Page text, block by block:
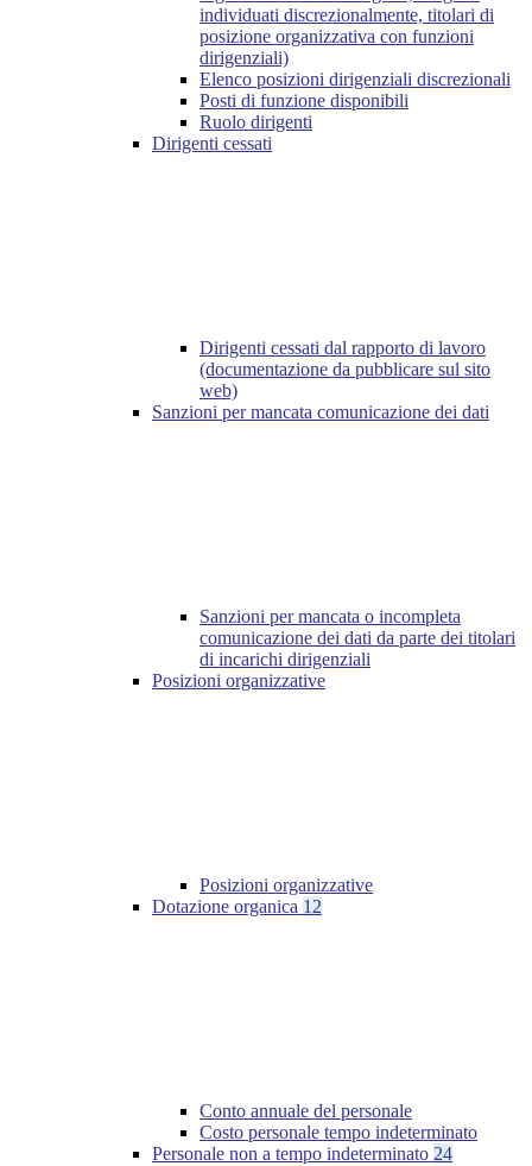
individuati discrezionalmente, titolari di
posizione organizzativa con funzioni
dirigenziali)
Elenco posizioni dirigenziali discrezionali
Posti di funzione disponibili
Ruolo dirigenti
Dirigenti cessati
Dirigenti cessati dal rapporto di lavoro
(documentazione da pubblicare sul sito
web)
Sanzioni per mancata comunicazione dei dati
Sanzioni per mancata o incompleta
comunicazione dei dati da parte dei titolari
di incarichi dirigenziali
Posizioni organizzative
Posizioni organizzative
Dotazione organica 12
Conto annuale del personale
Costo personale tempo indeterminato
Personale non a tempo indeterminato 24